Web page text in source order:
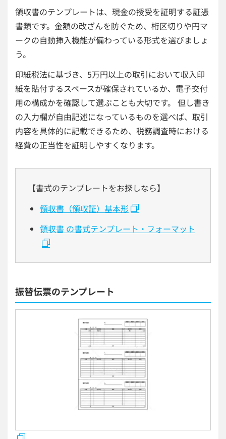
領収書のテンプレートは、現金の授受を証明する証憑
書類です。金額の改ざんを防ぐため、桁区切りや円マ
ークの自動挿入機能が備わっている形式を選びましょ
う。
印紙税法に基づき、5万円以上の取引において収入印
紙を貼付するスペースが確保されているか、電子交付
用の構成かを確認して選ぶことも大切です。 但し書き
の入力欄が自由記述になっているものを選べば、取引
内容を具体的に記載できるため、税務調査時における
経費の正当性を証明しやすくなります。
【書式のテンプレートをお探しなら】
領収書（領収証）基本形
領収書 の書式テンプレート・フォーマット
振替伝票のテンプレート